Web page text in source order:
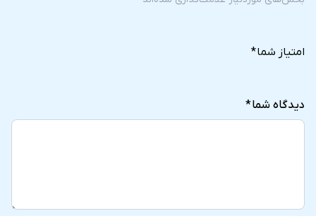
امتیاز شما*
دیدگاه شما*